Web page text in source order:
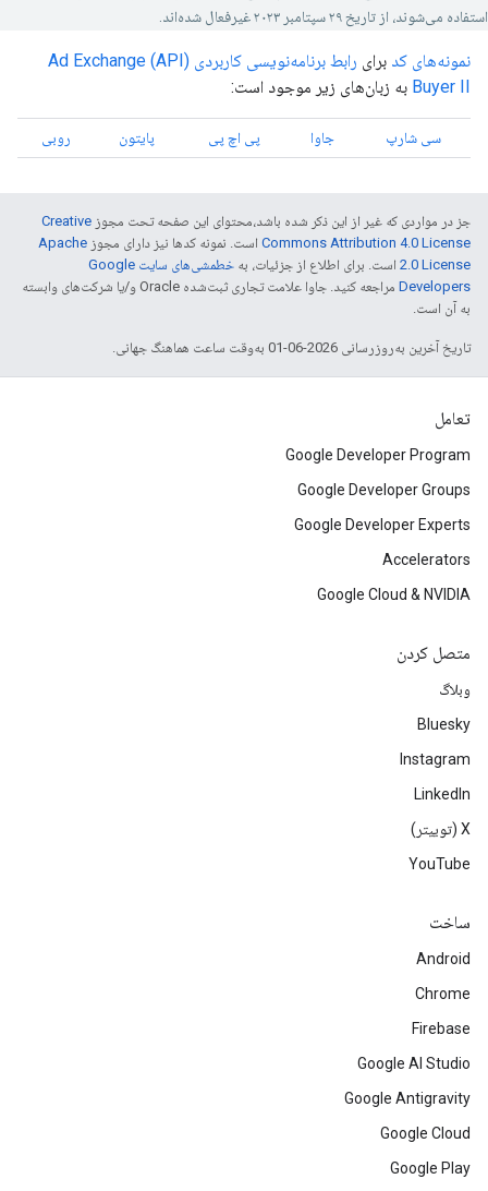
استفاده می‌شوند، از تاریخ ۲۹ سپتامبر ۲۰۲۳ غیرفعال شده‌اند.
نمونه‌های کد برای
رابط برنامه‌نویسی کاربردی (API) Ad Exchange
Buyer II به زبان‌های زیر موجود است:
سی شارپ جاوا پی اچ پی پایتون روبی
جز در مواردی که غیر از این ذکر شده باشد،‌محتوای این صفحه تحت مجوز Creative
Commons Attribution 4.0 License است. نمونه کدها نیز دارای مجوز Apache
2.0 License است. برای اطلاع از جزئیات، به
خطمشی‌های سایت Google
Developers‏
مراجعه کنید. جاوا علامت تجاری ثبت‌شده Oracle و/یا شرکت‌های وابسته
به آن است.
تاریخ آخرین به‌روزرسانی 2026-06-01 به‌وقت ساعت هماهنگ جهانی.
تعامل
Google Developer Program
Google Developer Groups
Google Developer Experts
Accelerators
Google Cloud & NVIDIA
متصل کردن
وبلاگ
Bluesky
Instagram
LinkedIn
‫X (توییتر)
YouTube
ساخت
Android
Chrome
Firebase
Google AI Studio
Google Antigravity
Google Cloud
Google Play